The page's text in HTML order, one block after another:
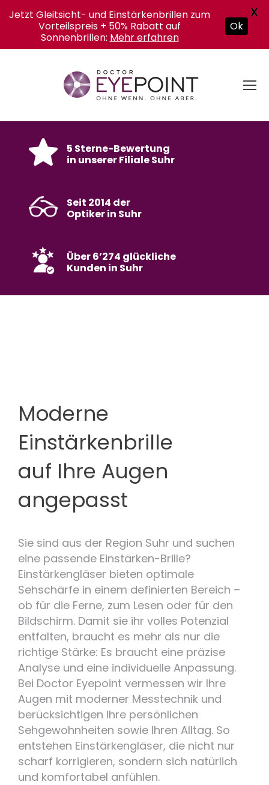
5 Sterne-Bewertung
in unserer Filiale Suhr
Seit 2014 der
Optiker in Suhr
Über 6’274 glückliche
Kunden in Suhr
Moderne
Einstärkenbrille
auf Ihre Augen
angepasst
Sie sind aus der Region Suhr und suchen
eine passende Einstärken-Brille?
Einstärkengläser bieten optimale
Sehschärfe in einem definierten Bereich –
ob für die Ferne, zum Lesen oder für den
Bildschirm. Damit sie ihr volles Potenzial
entfalten, braucht es mehr als nur die
richtige Stärke: Es braucht eine präzise
Analyse und eine individuelle Anpassung.
Bei Doctor Eyepoint vermessen wir Ihre
Augen mit moderner Messtechnik und
berücksichtigen Ihre persönlichen
Sehgewohnheiten sowie Ihren Alltag. So
entstehen Einstärkengläser, die nicht nur
scharf korrigieren, sondern sich natürlich
und komfortabel anfühlen.
Jetzt Gleitsicht- und Einstärkenbrillen zum
Vorteilspreis + 50% Rabatt auf
Sonnenbrillen: Mehr erfahren
Ok
X